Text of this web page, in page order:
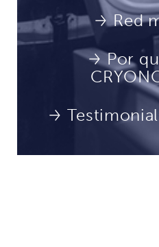
Red
Por